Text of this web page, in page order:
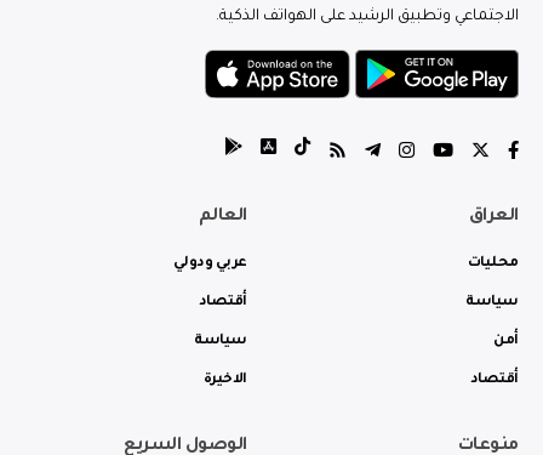
الاجتماعي وتطبيق الرشيد على الهواتف الذكية.
العراق
محليات
سياسة
أمن
أقتصاد
العالم
عربي ودولي
أقتصاد
سياسة
الاخيرة
منوعات الوصول السريع